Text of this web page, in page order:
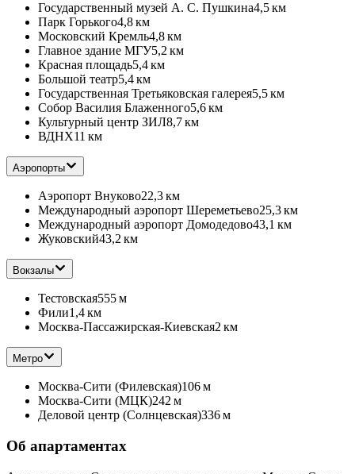
Государственный музей А. С. Пушкина4,5 км
Парк Горького4,8 км
Московский Кремль4,8 км
Главное здание МГУ5,2 км
Красная площадь5,4 км
Большой театр5,4 км
Государственная Третьяковская галерея5,5 км
Собор Василия Блаженного5,6 км
Культурный центр ЗИЛ8,7 км
ВДНХ11 км
Аэропорты
Аэропорт Внуково22,3 км
Международный аэропорт Шереметьево25,3 км
Международный аэропорт Домодедово43,1 км
Жуковский43,2 км
Вокзалы
Тестовская555 м
Фили1,4 км
Москва-Пассажирская-Киевская2 км
Метро
Москва-Сити (Филевская)106 м
Москва-Сити (МЦК)242 м
Деловой центр (Солнцевская)336 м
Об апартаментах